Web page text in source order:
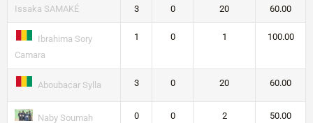
Issaka SAMAKÉ 3 0 20 60.00
Ibrahima Sory
Camara
1 0 1 100.00
Aboubacar Sylla 3 0 20 60.00
Naby Soumah 0 0 2 50.00